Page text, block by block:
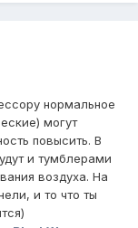
нормальное
могут
повысить. В
и тумблерами
воздуха. На
и то что ты